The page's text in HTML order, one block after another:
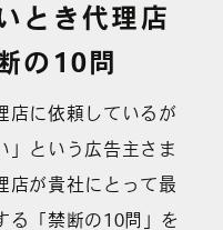
とき代理店
の10問
店に依頼しているが
」という広告主さま
店が貴社にとって最
る「禁断の10問」を